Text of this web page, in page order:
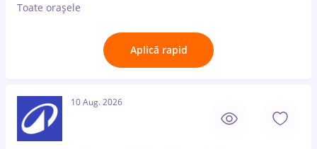
Toate oraşele
Aplică rapid
10 Aug. 2026